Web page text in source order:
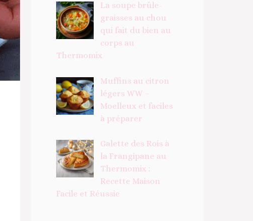
La soupe brûle-
graisses au chou
qui fait du bien au
corps au
Thermomix
Muffins au citron
légers WW –
Moelleux et faciles
à préparer
Galette des Rois à
la Frangipane au
Thermomix :
Recette Maison
Facile et Réussie